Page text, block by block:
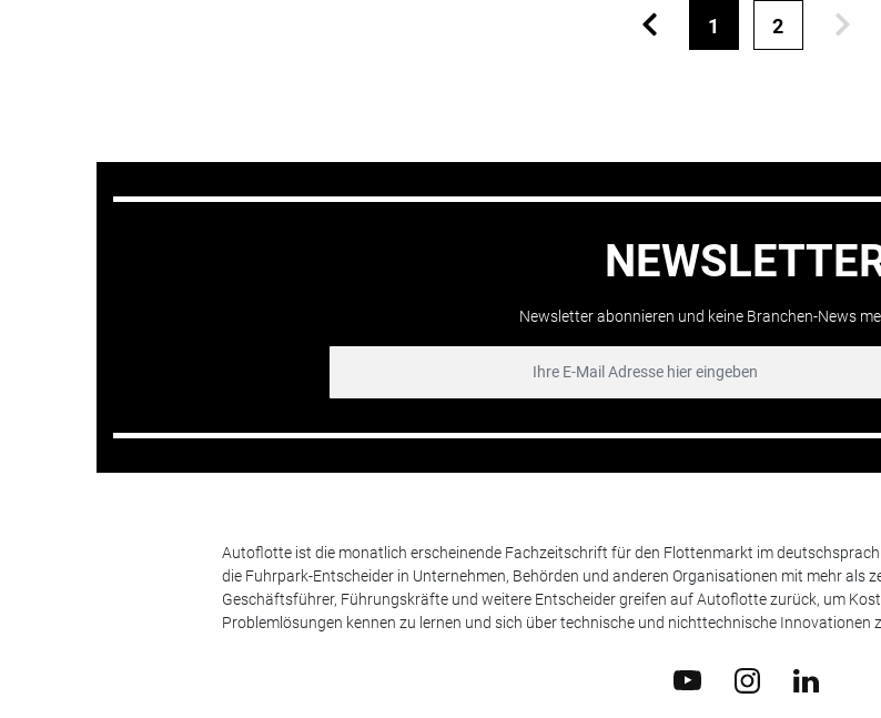
1 2
Newsletter abonnieren und keine Branchen-News
Autoflotte ist die monatlich erscheinende Fachzeitschrift für den Flottenmarkt im
die Fuhrpark-Entscheider in Unternehmen, Behörden und anderen Organisationen mit mehr als
Geschäftsführer, Führungskräfte und weitere Entscheider greifen auf Autoflotte zurück, um
Problemlösungen kennen zu lernen und sich über technische und nichttechnische Innovationen